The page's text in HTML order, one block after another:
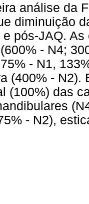
análise da
diminuição
pós-JAQ.
- N4;
- N1,
(400% -
(100%) das
- N2),